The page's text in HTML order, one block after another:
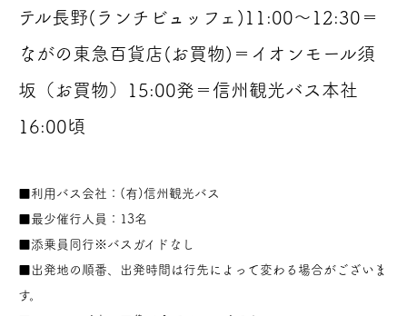
テル長野(ランチビュッフェ)11:00～12:30＝
ながの東急百貨店(お買物)＝イオンモール須
坂（お買物）15:00発＝信州観光バス本社
16:00頃
■利用バス会社：(有)信州観光バス
■最少催行人員：13名
■添乗員同行※バスガイドなし
■出発地の順番、出発時間は行先によって変わる場合がございま
す。